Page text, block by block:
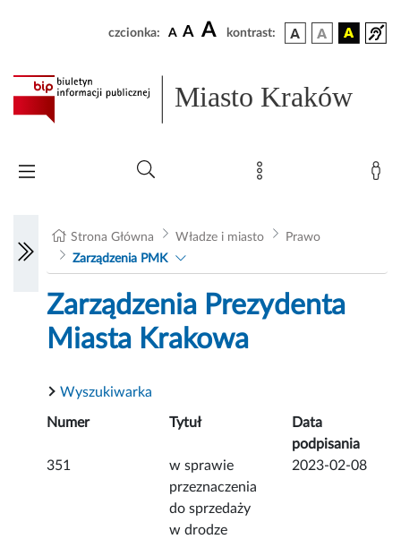
czcionka: A A A kontrast:
Miasto Kraków
Strona Główna Władze i miasto
Prawo
Zarządzenia PMK
Zarządzenia Prezydenta
Miasta Krakowa
Wyszukiwarka
Numer Tytuł
Data
podpisania
351
w sprawie
przeznaczenia
do sprzedaży
w drodze
2023-02-08